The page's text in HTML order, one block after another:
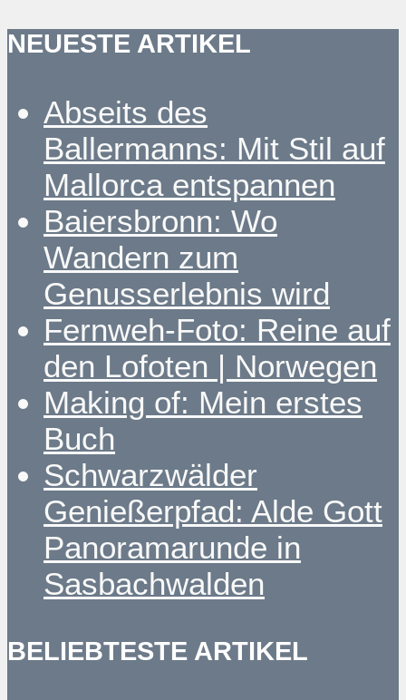
NEUESTE ARTIKEL
Abseits des
Ballermanns: Mit Stil auf
Mallorca entspannen
Baiersbronn: Wo
Wandern zum
Genusserlebnis wird
Fernweh-Foto: Reine auf
den Lofoten | Norwegen
Making of: Mein erstes
Buch
Schwarzwälder
Genießerpfad: Alde Gott
Panoramarunde in
Sasbachwalden
BELIEBTESTE ARTIKEL